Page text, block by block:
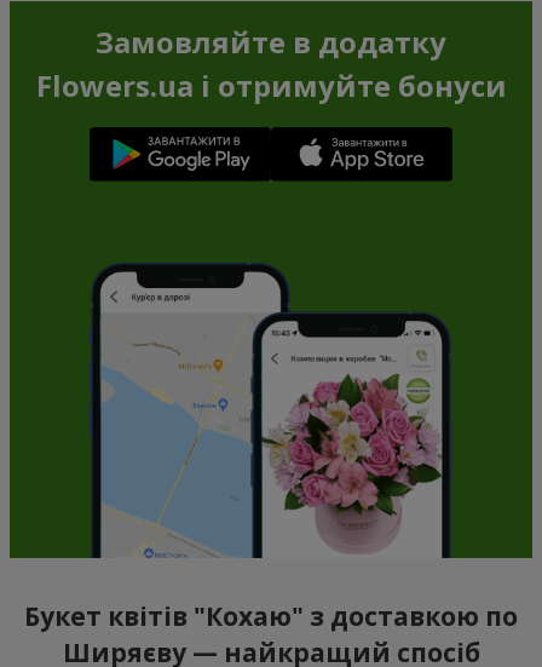
Замовляйте в додатку
Flowers.ua і отримуйте бонуси
Букет квітів "Кохаю" з доставкою по
Ширяєву — найкращий спосіб